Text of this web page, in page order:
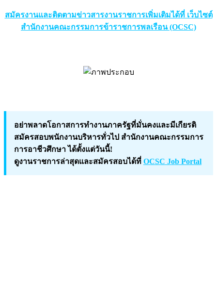
สมัครงานและติดตามข่าวสารงานราชการเพิ่มเติมได้ที่ เว็บไซต์
สำนักงานคณะกรรมการข้าราชการพลเรือน (OCSC)
อย่าพลาดโอกาสการทำงานภาครัฐที่มั่นคงและมีเกียรติ
สมัครสอบพนักงานบริหารทั่วไป สำนักงานคณะกรรมการ
การอาชีวศึกษา ได้ตั้งแต่วันนี้!
ดูงานราชการล่าสุดและสมัครสอบได้ที่ OCSC Job Portal